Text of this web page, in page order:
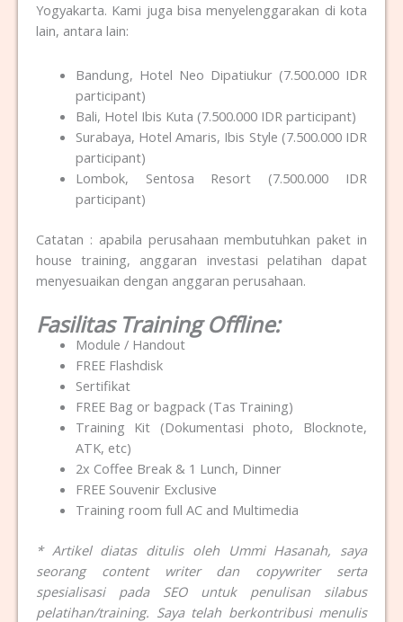
Yogyakarta. Kami juga bisa menyelenggarakan di kota
lain, antara lain:
Bandung, Hotel Neo Dipatiukur (7.500.000 IDR
participant)
Bali, Hotel Ibis Kuta (7.500.000 IDR participant)
Surabaya, Hotel Amaris, Ibis Style (7.500.000 IDR
participant)
Lombok, Sentosa Resort (7.500.000 IDR
participant)
Catatan : apabila perusahaan membutuhkan paket in
house training, anggaran investasi pelatihan dapat
menyesuaikan dengan anggaran perusahaan.
Fasilitas Training Offline:
Module / Handout
FREE Flashdisk
Sertifikat
FREE Bag or bagpack (Tas Training)
Training Kit (Dokumentasi photo, Blocknote,
ATK, etc)
2x Coffee Break & 1 Lunch, Dinner
FREE Souvenir Exclusive
Training room full AC and Multimedia
* Artikel diatas ditulis oleh Ummi Hasanah, saya
seorang content writer dan copywriter serta
spesialisasi pada SEO untuk penulisan silabus
pelatihan/training. Saya telah berkontribusi menulis